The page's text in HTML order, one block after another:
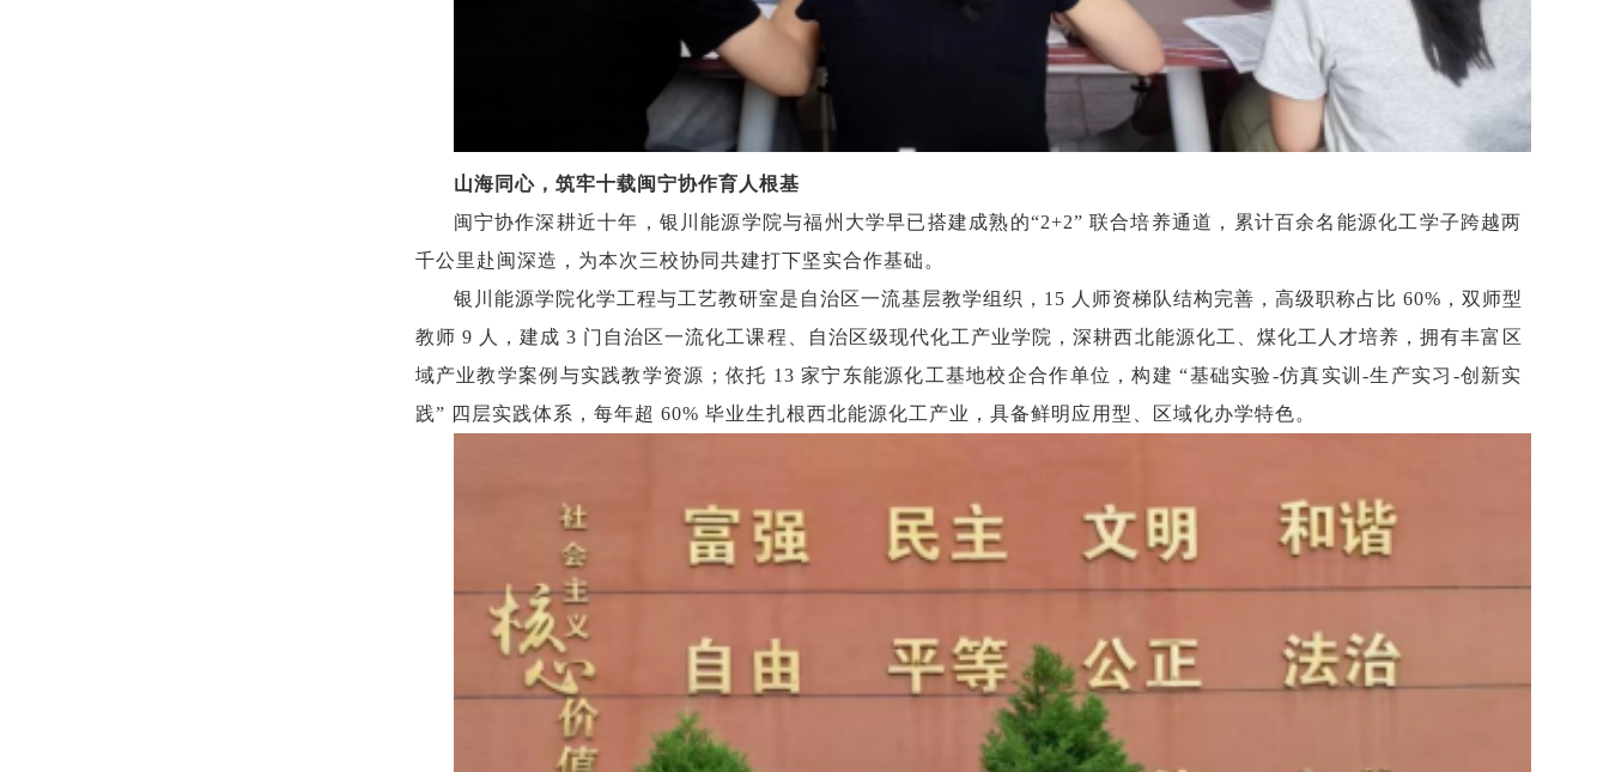
山海同心，筑牢十载闽宁协作育人根基
闽宁协作深耕近十年，银川能源学院与福州大学早已搭建成熟的“2+2” 联合培养通道，累计百余名能源化工学子跨越两
千公里赴闽深造，为本次三校协同共建打下坚实合作基础。
银川能源学院化学工程与工艺教研室是自治区一流基层教学组织，15 人师资梯队结构完善，高级职称占比 60%，双师型
教师 9 人，建成 3 门自治区一流化工课程、自治区级现代化工产业学院，深耕西北能源化工、煤化工人才培养，拥有丰富区
域产业教学案例与实践教学资源；依托 13 家宁东能源化工基地校企合作单位，构建 “基础实验-仿真实训-生产实习-创新实
践” 四层实践体系，每年超 60% 毕业生扎根西北能源化工产业，具备鲜明应用型、区域化办学特色。